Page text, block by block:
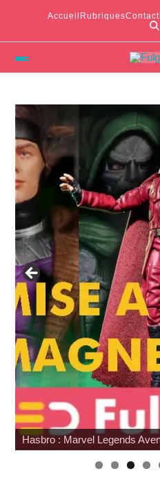
Accueil RubriquesContact
Japan Expo : les toys